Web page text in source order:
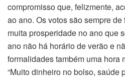
compromisso que, felizmente,
ao ano. Os votos são sempre
muita prosperidade no ano que
ano não há horário de verão e
formalidades também uma hora
“Muito dinheiro no bolso, saúde